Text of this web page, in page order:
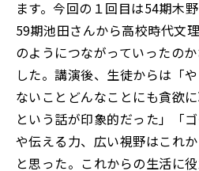
リンク集
English
教職員募集
ます。今回の１回目は54期木
59期池田さんから高校時代文
のようにつながっていったの
した。講演後、生徒からは「
ないことどんなことにも貪欲
という話が印象的だった」「
や伝える力、広い視野はこれ
と思った。これからの生活に